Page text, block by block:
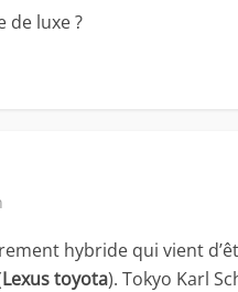
de luxe ?
hybride qui vient
Lexus toyota). Tokyo Karl